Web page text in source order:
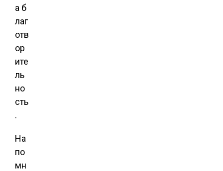
а б
лаг
отв
ор
ите
ль
но
сть
.
На
по
мн